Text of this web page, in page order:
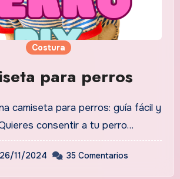
Costura
para perros
consentir a tu perro…
26/11/2024 35 Comentarios